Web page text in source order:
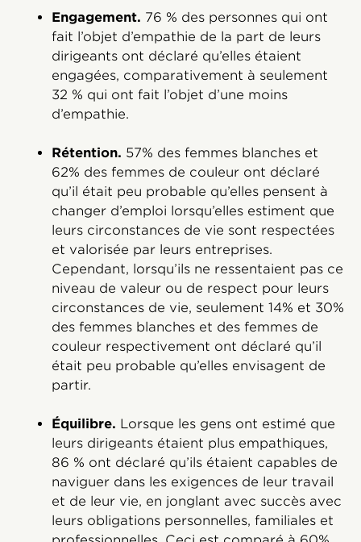
Engagement. 76 % des personnes qui ont
fait l’objet d’empathie de la part de leurs
dirigeants ont déclaré qu’elles étaient
engagées, comparativement à seulement
32 % qui ont fait l’objet d’une moins
d’empathie.
Rétention. 57% des femmes blanches et
62% des femmes de couleur ont déclaré
qu’il était peu probable qu’elles pensent à
changer d’emploi lorsqu’elles estiment que
leurs circonstances de vie sont respectées
et valorisée par leurs entreprises.
Cependant, lorsqu’ils ne ressentaient pas ce
niveau de valeur ou de respect pour leurs
circonstances de vie, seulement 14% et 30%
des femmes blanches et des femmes de
couleur respectivement ont déclaré qu’il
était peu probable qu’elles envisagent de
partir.
Équilibre. Lorsque les gens ont estimé que
leurs dirigeants étaient plus empathiques,
86 % ont déclaré qu’ils étaient capables de
naviguer dans les exigences de leur travail
et de leur vie, en jonglant avec succès avec
leurs obligations personnelles, familiales et